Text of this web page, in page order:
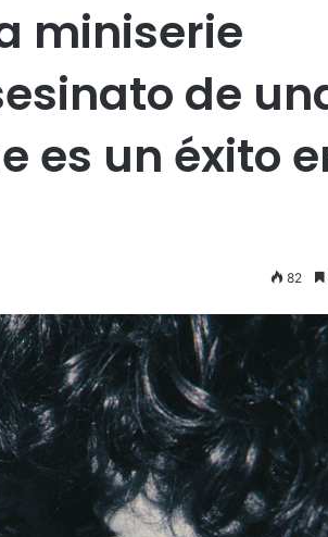
miniserie
de
es un éxito
82